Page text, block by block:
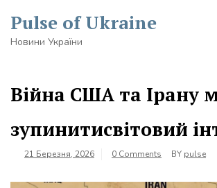
content
Pulse of Ukraine
Новини України
Війна США та Ірану
зупинитисвітовий
21 Березня, 2026 0 Comments BY pulse